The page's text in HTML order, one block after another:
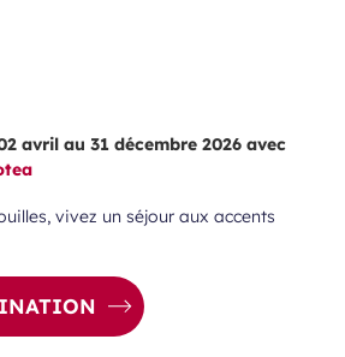
avril au 31 décembre 2026 avec
vivez un séjour aux accents